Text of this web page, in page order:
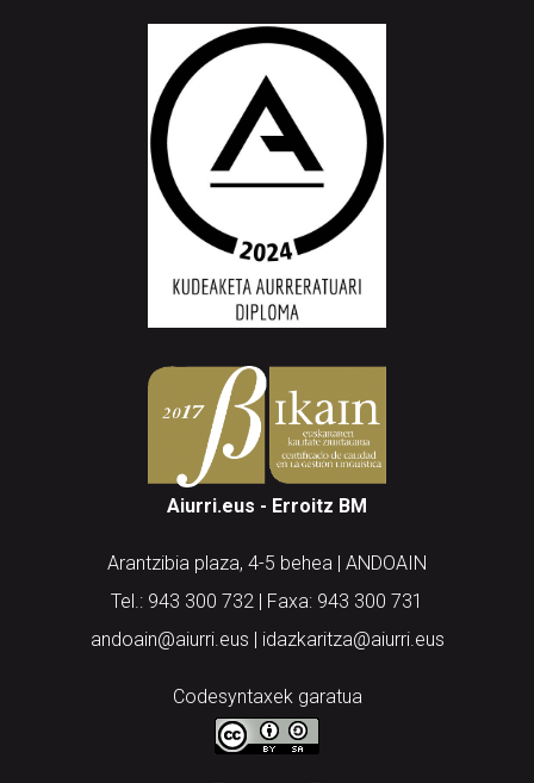
Aiurri.eus - Erroitz BM
Arantzibia plaza, 4-5 behea | ANDOAIN
Tel.: 943 300 732 | Faxa: 943 300 731
andoain@aiurri.eus | idazkaritza@aiurri.eus
Codesyntaxek garatua